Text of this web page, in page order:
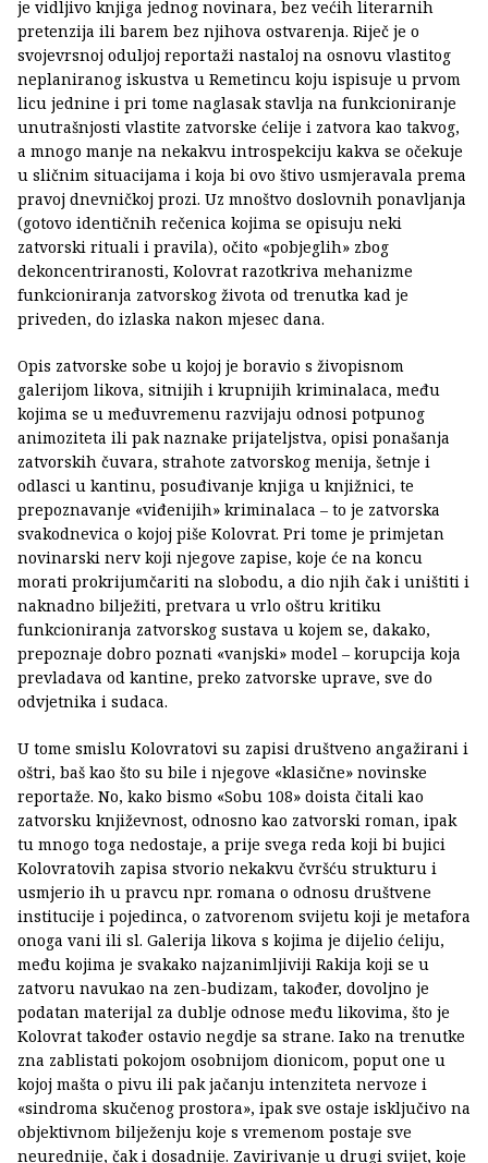
je vidljivo knjiga jednog novinara, bez većih literarnih
pretenzija ili barem bez njihova ostvarenja. Riječ je o
svojevrsnoj oduljoj reportaži nastaloj na osnovu vlastitog
neplaniranog iskustva u Remetincu koju ispisuje u prvom
licu jednine i pri tome naglasak stavlja na funkcioniranje
unutrašnjosti vlastite zatvorske ćelije i zatvora kao takvog,
a mnogo manje na nekakvu introspekciju kakva se očekuje
u sličnim situacijama i koja bi ovo štivo usmjeravala prema
pravoj dnevničkoj prozi. Uz mnoštvo doslovnih ponavljanja
(gotovo identičnih rečenica kojima se opisuju neki
zatvorski rituali i pravila), očito «pobjeglih» zbog
dekoncentriranosti, Kolovrat razotkriva mehanizme
funkcioniranja zatvorskog života od trenutka kad je
priveden, do izlaska nakon mjesec dana.
Opis zatvorske sobe u kojoj je boravio s živopisnom
galerijom likova, sitnijih i krupnijih kriminalaca, među
kojima se u međuvremenu razvijaju odnosi potpunog
animoziteta ili pak naznake prijateljstva, opisi ponašanja
zatvorskih čuvara, strahote zatvorskog menija, šetnje i
odlasci u kantinu, posuđivanje knjiga u knjižnici, te
prepoznavanje «viđenijih» kriminalaca – to je zatvorska
svakodnevica o kojoj piše Kolovrat. Pri tome je primjetan
novinarski nerv koji njegove zapise, koje će na koncu
morati prokrijumčariti na slobodu, a dio njih čak i uništiti i
naknadno bilježiti, pretvara u vrlo oštru kritiku
funkcioniranja zatvorskog sustava u kojem se, dakako,
prepoznaje dobro poznati «vanjski» model – korupcija koja
prevladava od kantine, preko zatvorske uprave, sve do
odvjetnika i sudaca.
U tome smislu Kolovratovi su zapisi društveno angažirani i
oštri, baš kao što su bile i njegove «klasične» novinske
reportaže. No, kako bismo «Sobu 108» doista čitali kao
zatvorsku književnost, odnosno kao zatvorski roman, ipak
tu mnogo toga nedostaje, a prije svega reda koji bi bujici
Kolovratovih zapisa stvorio nekakvu čvršću strukturu i
usmjerio ih u pravcu npr. romana o odnosu društvene
institucije i pojedinca, o zatvorenom svijetu koji je metafora
onoga vani ili sl. Galerija likova s kojima je dijelio ćeliju,
među kojima je svakako najzanimljiviji Rakija koji se u
zatvoru navukao na zen-budizam, također, dovoljno je
podatan materijal za dublje odnose među likovima, što je
Kolovrat također ostavio negdje sa strane. Iako na trenutke
zna zablistati pokojom osobnijom dionicom, poput one u
kojoj mašta o pivu ili pak jačanju intenziteta nervoze i
«sindroma skučenog prostora», ipak sve ostaje isključivo na
objektivnom bilježenju koje s vremenom postaje sve
neurednije, čak i dosadnije. Zavirivanje u drugi svijet, koje